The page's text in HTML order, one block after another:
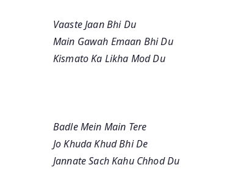
Vaaste Jaan Bhi Du
Main Gawah Emaan Bhi Du
Kismato Ka Likha Mod Du
Badle Mein Main Tere
Jo Khuda Khud Bhi De
Jannate Sach Kahu Chhod Du